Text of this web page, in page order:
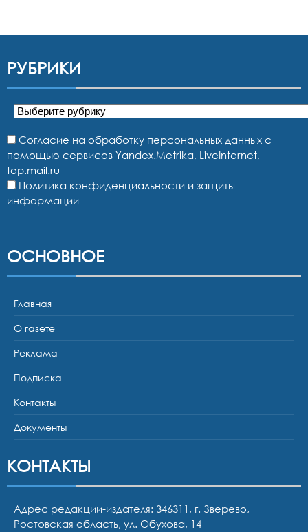
РУБРИКИ
Рубрики
Согласие на обработку персональных данных с
помощью сервисов Yandex.Metrika, LiveInternet,
top.mail.ru
Политика конфиденциальности и защиты
информации
ОСНОВНОЕ
Главная
О газете
Реклама
Подписка
Контакты
Документы
КОНТАКТЫ
Адрес редакции-издателя: 346311, г. Зверево,
Ростовская область, ул. Обухова, 14